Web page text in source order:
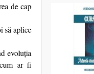
de cap
să aplice
evoluția
cum ar fi